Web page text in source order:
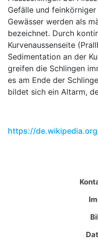
Gefälle und
Gewässer werden als
bezeichnet. Durch
Kurvenaussenseite
Sedimentation an der
greifen die Schlingen
es am Ende der
bildet sich ein Altarm,
https://